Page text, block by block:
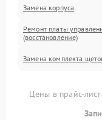
Замена корпуса
Ремонт платы
(восстановление)
Замена комплекта
Цены в прайс-